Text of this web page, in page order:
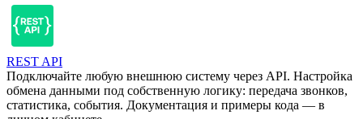
REST API
Подключайте любую внешнюю систему через API. Настройка
обмена данными под собственную логику: передача звонков,
статистика, события. Документация и примеры кода — в